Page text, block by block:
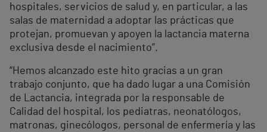
hospitales, servicios de salud y, en particular, a las
salas de maternidad a adoptar las prácticas que
protejan, promuevan y apoyen la lactancia materna
exclusiva desde el nacimiento”.
“Hemos alcanzado este hito gracias a un gran
trabajo conjunto, que ha dado lugar a una Comisión
de Lactancia, integrada por la responsable de
Calidad del hospital, los pediatras, neonatólogos,
matronas, ginecólogos, personal de enfermería y las